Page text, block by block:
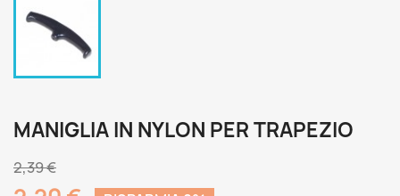
MANIGLIA IN NYLON PER TRAPEZIO
2,39 €